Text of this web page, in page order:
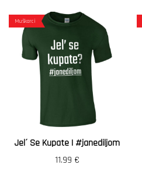
Muškarci
Jel´ Se Kupate | #janediljom
11.99 €